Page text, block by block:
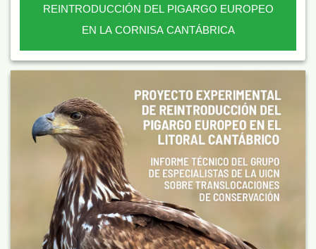
REINTRODUCCIÓN DEL PIGARGO EUROPEO
EN LA CORNISA CANTÁBRICA